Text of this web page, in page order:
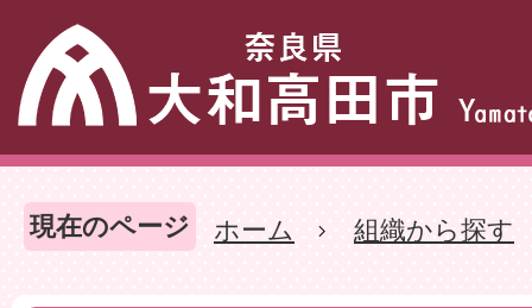
現在のページ ホーム 組織から探す